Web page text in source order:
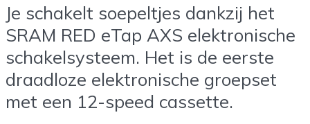
Je schakelt soepeltjes dankzij het
SRAM RED eTap AXS elektronische
schakelsysteem. Het is de eerste
draadloze elektronische groepset
met een 12-speed cassette.